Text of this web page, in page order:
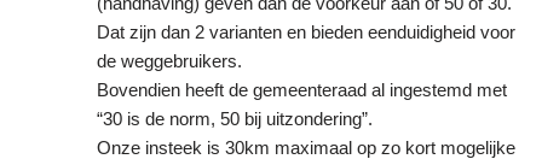
Dat zijn dan 2 varianten en bieden eenduidigheid voor
de weggebruikers.
Bovendien heeft de gemeenteraad al ingestemd met
“30 is de norm, 50 bij uitzondering”.
Onze insteek is 30km maximaal op zo kort mogelijke